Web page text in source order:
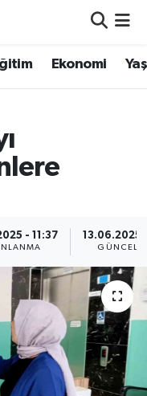
Ekonomi
- 11:37 13.06.2025